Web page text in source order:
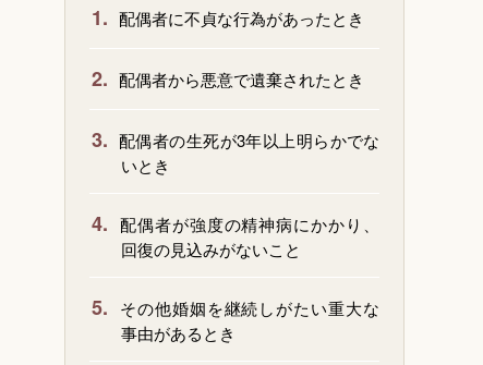
1. 配偶者に不貞な行為があったとき
2. 配偶者から悪意で遺棄されたとき
3. 配偶者の生死が3年以上明らかでな
いとき
4. 配偶者が強度の精神病にかかり、
回復の見込みがないこと
5.
その他婚姻を継続しがたい重大な
事由があるとき